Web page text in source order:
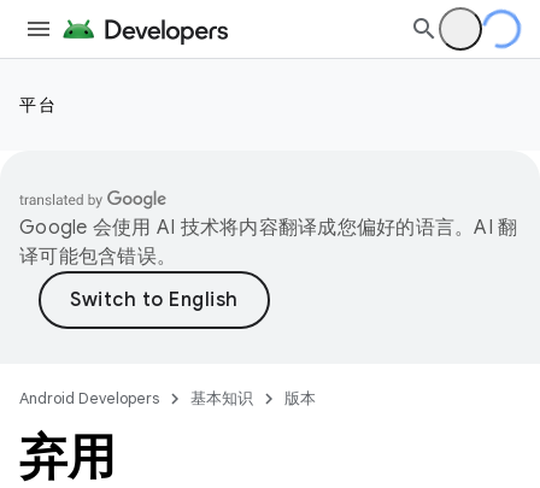
平台
Google 会使用 AI 技术将内容翻译成您偏好的语言。AI 翻
译可能包含错误。
Android Developers 基本知识 版本
弃用